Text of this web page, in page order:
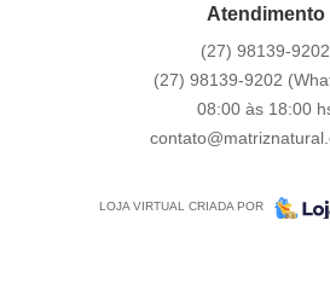
Atendimento
(27) 98139-9202
(27) 98139-9202
08:00 às 18:00
LOJA VIRTUAL CRIADA POR